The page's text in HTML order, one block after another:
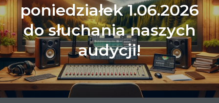
poniedziałek 1.06.2026
do słuchania naszych
audycji!